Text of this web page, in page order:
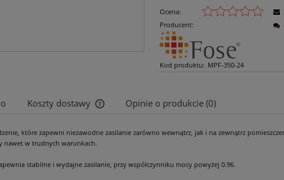
Ocena:
Producent:
Kod produktu: MPF-350-24
Koszty dostawy
Cena nie zawiera ewentualnych kosztów
Opinie o produkcie (0)
które zapewni niezawodne zasilanie zarówno wewnątrz, jak i na zewnątrz
nawet w trudnych warunkach.
stabilne i wydajne zasilanie, przy współczynniku mocy powyżej 0.96.